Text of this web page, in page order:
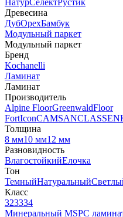
НатурСелектРустик
Древесина
ДубОрехБамбук
Модульный паркет
Модульный паркет
Бренд
Kochanelli
Ламинат
Ламинат
Производитель
Alpine FloorGreenwaldFloor
FortIconCAMSANCLASSEN
Толщина
8 мм10 мм12 мм
Разновидность
ВлагостойкийЕлочка
Тон
ТемныйНатуральный
Класс
323334
Минеральный MSPC